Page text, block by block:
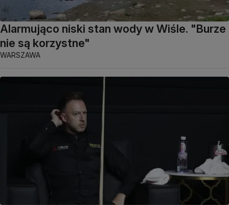
Alarmująco niski stan wody w Wiśle. "Burze
nie są korzystne"
WARSZAWA